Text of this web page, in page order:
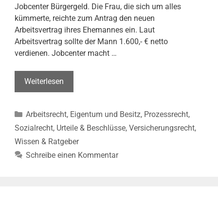
Jobcenter Bürgergeld. Die Frau, die sich um alles
kümmerte, reichte zum Antrag den neuen
Arbeitsvertrag ihres Ehemannes ein. Laut
Arbeitsvertrag sollte der Mann 1.600,- € netto
verdienen. Jobcenter macht …
Weiterlesen
zahlt
viel
–
Empfänger
Kategorien
Arbeitsrecht, Eigentum und Besitz, Prozessrecht,
Sozialrecht, Urteile & Beschlüsse, Versicherungsrecht,
Wissen & Ratgeber
Schreibe einen Kommentar